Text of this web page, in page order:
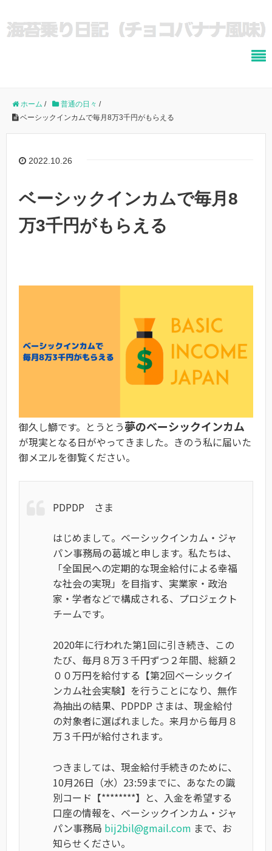
ホーム / 普通の日々 /
ベーシックインカムで毎月8万3千円がもらえる
2022.10.26
ベーシックインカムで毎月8
万3千円がもらえる
御久し鰤です。とうとう夢のベーシックインカム
が現実となる日がやってきました。きのう私に届いた
御メヱルを御覧ください。
PDPDP さま
はじめまして。ベーシックインカム・ジャ
パン事務局の葛城と申します。私たちは、
「全国民への定期的な現金給付による幸福
な社会の実現」を目指す、実業家・政治
家・学者などで構成される、プロジェクト
チームです。
2020年に行われた第1回に引き続き、この
たび、毎月８万３千円ずつ２年間、総額２
００万円を給付する【第2回ベーシックイ
ンカム社会実験】を行うことになり、無作
為抽出の結果、PDPDP さまは、現金給付
の対象者に選ばれました。来月から毎月８
万３千円が給付されます。
つきましては、現金給付手続きのために、
10月26日（水）23:59までに、あなたの識
別コード【********】と、入金を希望する
口座の情報を、ベーシックインカム・ジャ
パン事務局 bij2bil@gmail.com まで、お
知らせください。